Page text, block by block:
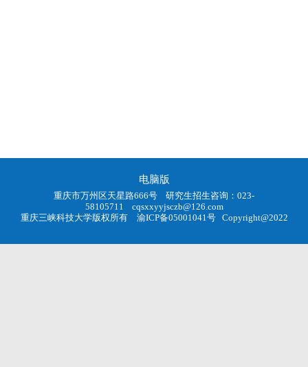
电脑版
重庆市万州区天星路666号 研究生招生咨询：023-
58105711 cqsxxyyjsczb@126.com
重庆三峡科技大学版权所有 渝ICP备05001041号Copyright@2022